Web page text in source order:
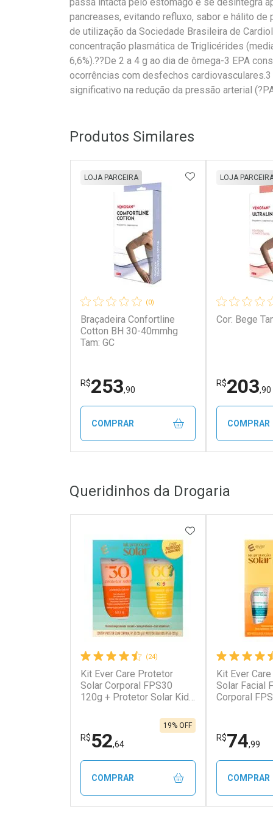
pancreases, evitando refluxo, sabor e hálito
de utilização da Sociedade Brasileira de
concentração plasmática de Triglicérides
6,6%).??De 2 a 4 g ao dia de ômega-3 EPA
ocorrências com desfechos
significativo na redução da pressão arterial
Produtos Similares
(0)
Braçadeira Confortline
Cotton BH 30-40mmhg
Tam: GC
LOJA PARCEIRA
R$253,90
ADICIONAR AOS
COMPRAR
Laboratório
Ativar Desconto
Por R$ 253,90/cada
Por Menos
Por R$ 253,90/cada
Cor:
LOJA
R$203,90
COMPRAR
Ativar
Por R$
Por
Por R$
Queridinhos da Drogaria
(24)
Kit Ever Care Protetor
Solar Corporal FPS30
120g + Protetor Solar Kids
R$52,64
19% OFF
ADICIONAR AOS
COMPRAR
Kit Ever
Solar Facial
Corporal
R$74,99
COMPRAR